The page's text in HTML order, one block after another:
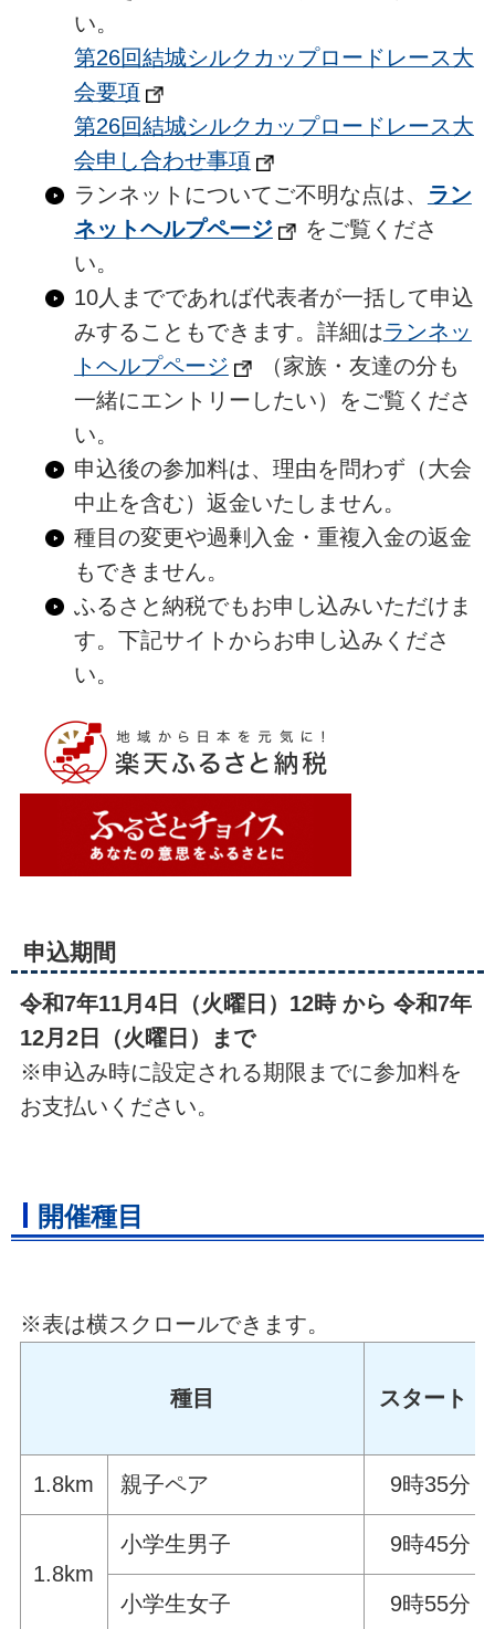
い。
第26回結城シルクカップロードレース大
会要項
第26回結城シルクカップロードレース大
会申し合わせ事項
ランネットについてご不明な点は、 ラン
ネットヘルプページ
をご覧くださ
い。
10人までであれば代表者が一括して申込
みすることもできます。詳細はランネッ
トヘルプページ
（家族・友達の分も
一緒にエントリーしたい）をご覧くださ
い。
申込後の参加料は、理由を問わず（大会
中止を含む）返金いたしません。
種目の変更や過剰入金・重複入金の返金
もできません。
ふるさと納税でもお申し込みいただけま
す。下記サイトからお申し込みくださ
い。
申込期間
令和7年11月4日（火曜日）12時 から 令和7年
12月2日（火曜日）まで
※申込み時に設定される期限までに参加料を
お支払いください。
開催種目
※表は横スクロールできます。
種目 スタート
1.8km 親子ペア 9時35分
1.8km
小学生男子 9時45分
小学生女子 9時55分